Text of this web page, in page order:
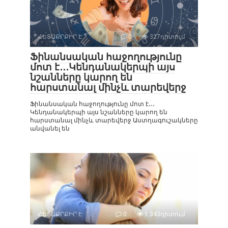
ՀԵՏԱՔՐՔԻՐ Է 0 327դիտում
Ֆինանսական հաջողությունը
մոտ է․․․Կենդանակերպի այս
նշանները կարող են
հարստանալ մինչև տարեվերջ
Ֆինանսական հաջողությունը մոտ է․․․
Կենդանակերպի այս նշանները կարող են
հարստանալ մինչև տարեվերջ Աստղագուշակները
անվանել են
ՀԵՏԱՔՐՔԻՐ Է 0 1 343դիտում